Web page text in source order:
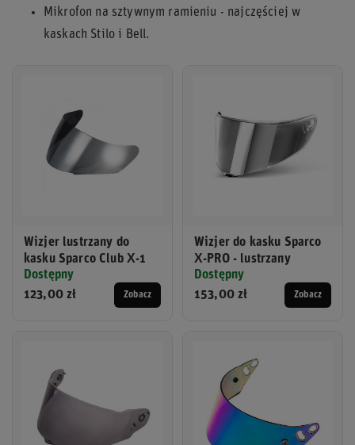
Mikrofon na sztywnym ramieniu - najczęściej w
kaskach Stilo i Bell.
Wizjer lustrzany do
kasku Sparco Club X-1
Dostępny
123,00 zł
Zobacz
Wizjer do kasku Sparco
X-PRO - lustrzany
Dostępny
153,00 zł
Zobacz